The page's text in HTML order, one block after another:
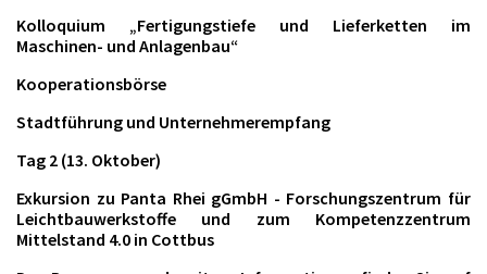
Kolloquium „Fertigungstiefe und Lieferketten im
Maschinen- und Anlagenbau“
Kooperationsbörse
Stadtführung und Unternehmerempfang
Tag 2 (13. Oktober)
Exkursion zu Panta Rhei gGmbH - Forschungszentrum für
Leichtbauwerkstoffe und zum Kompetenzzentrum
Mittelstand 4.0 in Cottbus